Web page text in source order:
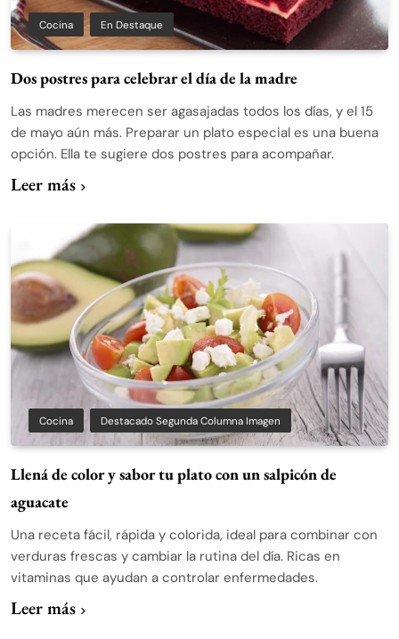
Cocina En Destaque
Dos postres para celebrar el día de la madre
Las madres merecen ser agasajadas todos los días, y el 15
de mayo aún más. Preparar un plato especial es una buena
opción. Ella te sugiere dos postres para acompañar.
Leer más
Cocina Destacado Segunda Columna Imagen
Llená de color y sabor tu plato con un salpicón de
aguacate
Una receta fácil, rápida y colorida, ideal para combinar con
verduras frescas y cambiar la rutina del día. Ricas en
vitaminas que ayudan a controlar enfermedades.
Leer más